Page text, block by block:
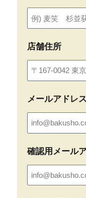
店舗住所
メールアドレス
確認用メール